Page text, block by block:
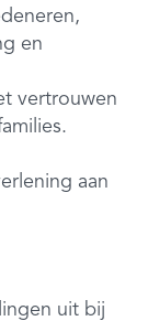
en
vertrouwen
aan
uit bij